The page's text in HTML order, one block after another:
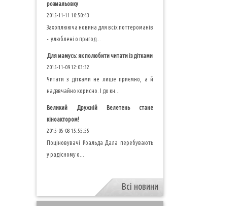
розмальовку
2015-11-11 10:50:43
Захоплююча новина для всіх поттероманів
- улюблені о пригод...
Для мамусь: як полюбити читати із дітками
2015-11-09 12:03:32
Читати з дітками не лише приємно, а й
надзвчайно корисно. І до кн...
Великий Дружній Велетень стане
кіноактором!
2015-05-08 15:55:55
Поціновувачі Роальда Дала перебувають
у радісному о...
Всі новини